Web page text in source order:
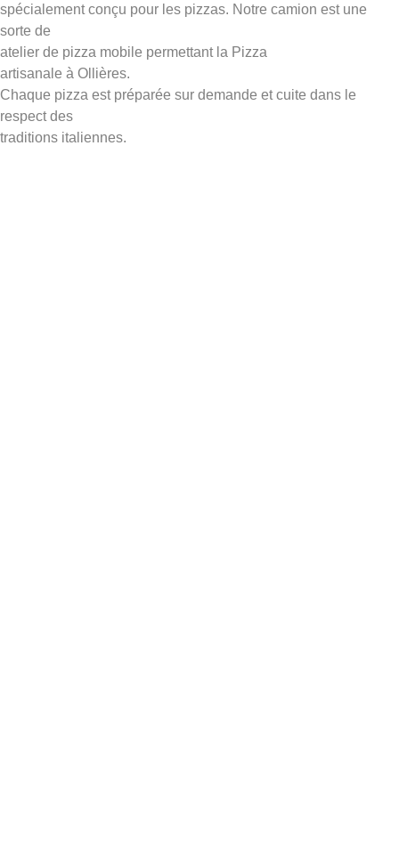
spécialement conçu pour les pizzas. Notre camion est une
sorte de
atelier de pizza mobile permettant la Pizza
artisanale à Ollières.
Chaque pizza est préparée sur demande et cuite dans le
respect des
traditions italiennes.